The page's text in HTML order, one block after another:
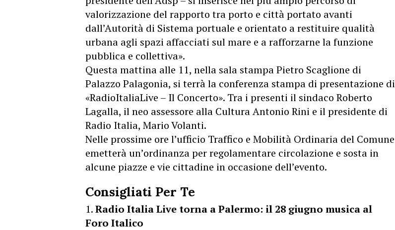
valorizzazione del rapporto tra porto e città portato avanti
dall’Autorità di Sistema portuale e orientato a restituire qualità
urbana agli spazi affacciati sul mare e a rafforzarne la funzione
pubblica e collettiva».
Questa mattina alle 11, nella sala stampa Pietro Scaglione di
Palazzo Palagonia, si terrà la conferenza stampa di presentazione di
«RadioItaliaLive – Il Concerto». Tra i presenti il sindaco Roberto
Lagalla, il neo assessore alla Cultura Antonio Rini e il presidente di
Radio Italia, Mario Volanti.
Nelle prossime ore l’ufficio Traffico e Mobilità Ordinaria del Comune
emetterà un’ordinanza per regolamentare circolazione e sosta in
alcune piazze e vie cittadine in occasione dell’evento.
Consigliati Per Te
Radio Italia Live torna a Palermo: il 28 giugno musica al
Foro Italico